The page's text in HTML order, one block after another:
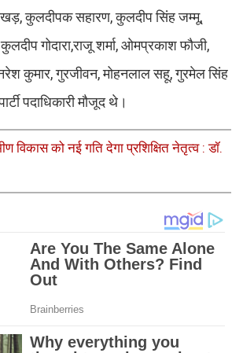
कुलदीपक सहारण, कुलदीप सिंह जम्मू,
गोदारा,राजू शर्मा, ओमप्रकाश फौजी,
कुमार, गुरजीवन, मोहनलाल सहू, गुरमेल सिंह
पदाधिकारी मौजूद थे।
विकास को नई गति देगा प्रशिक्षित नेतृत्व : डॉ.